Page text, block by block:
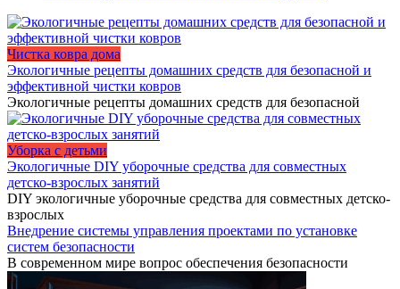
Чистка ковра дома
Экологичные рецепты домашних средств для безопасной и
эффективной чистки ковров
Экологичные рецепты домашних средств для безопасной
Уборка с детьми
Экологичные DIY уборочные средства для совместных
детско-взрослых занятий
DIY экологичные уборочные средства для совместных детско-
взрослых
Внедрение системы управления проектами по установке
систем безопасности
В современном мире вопрос обеспечения безопасности